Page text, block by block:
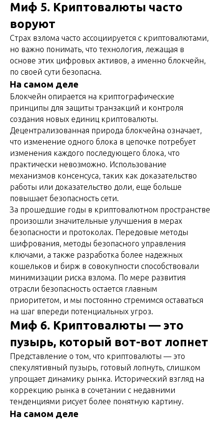
Миф 5. Криптовалюты часто
воруют
Страх взлома часто ассоциируется с криптовалютами,
но важно понимать, что технология, лежащая в
основе этих цифровых активов, а именно блокчейн,
по своей сути безопасна.
На самом деле
Блокчейн опирается на криптографические
принципы для защиты транзакций и контроля
создания новых единиц криптовалюты.
Децентрализованная природа блокчейна означает,
что изменение одного блока в цепочке потребует
изменения каждого последующего блока, что
практически невозможно. Использование
механизмов консенсуса, таких как доказательство
работы или доказательство доли, еще больше
повышает безопасность сети.
За прошедшие годы в криптовалютном пространстве
произошли значительные улучшения в мерах
безопасности и протоколах. Передовые методы
шифрования, методы безопасного управления
ключами, а также разработка более надежных
кошельков и бирж в совокупности способствовали
минимизации риска взлома. По мере развития
отрасли безопасность остается главным
приоритетом, и мы постоянно стремимся оставаться
на шаг впереди потенциальных угроз.
Миф 6. Криптовалюты — это
пузырь, который вот-вот лопнет
Представление о том, что криптовалюты — это
спекулятивный пузырь, готовый лопнуть, слишком
упрощает динамику рынка. Исторический взгляд на
коррекцию рынка в сочетании с недавними
тенденциями рисует более понятную картину.
На самом деле